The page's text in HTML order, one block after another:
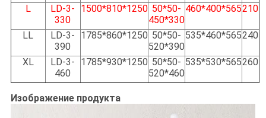
L
LD-3-
330
1500*810*1250 50*50-
450*330
460*400*565210
LL
LD-3-
390
1785*860*1250 50*50-
520*390
535*460*565240
XL
LD-3-
460
1785*930*1250 50*50-
520*460
535*530*565260
Изображение продукта